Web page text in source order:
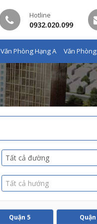
Hotline
0932.020.099
Văn Phòng Hạng A Văn
Tất cả đường
Tất cả hướng
Quận 5 Quận